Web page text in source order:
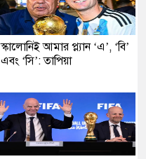
স্কালোনিই আমার প্ল্যান ‘এ’, ‘বি’
এবং ‘সি’: তাপিয়া